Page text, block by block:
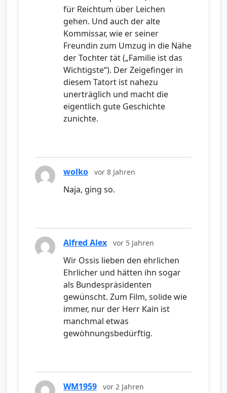
für Reichtum über Leichen
gehen. Und auch der alte
Kommissar, wie er seiner
Freundin zum Umzug in die Nähe
der Tochter tät („Familie ist das
Wichtigste“). Der Zeigefinger in
diesem Tatort ist nahezu
unerträglich und macht die
eigentlich gute Geschichte
zunichte.
wolko vor 8 Jahren
Naja, ging so.
Alfred Alex vor 5 Jahren
Wir Ossis lieben den ehrlichen
Ehrlicher und hätten ihn sogar
als Bundespräsidenten
gewünscht. Zum Film, solide wie
immer, nur der Herr Kain ist
manchmal etwas
gewöhnungsbedürftig.
WM1959 vor 2 Jahren